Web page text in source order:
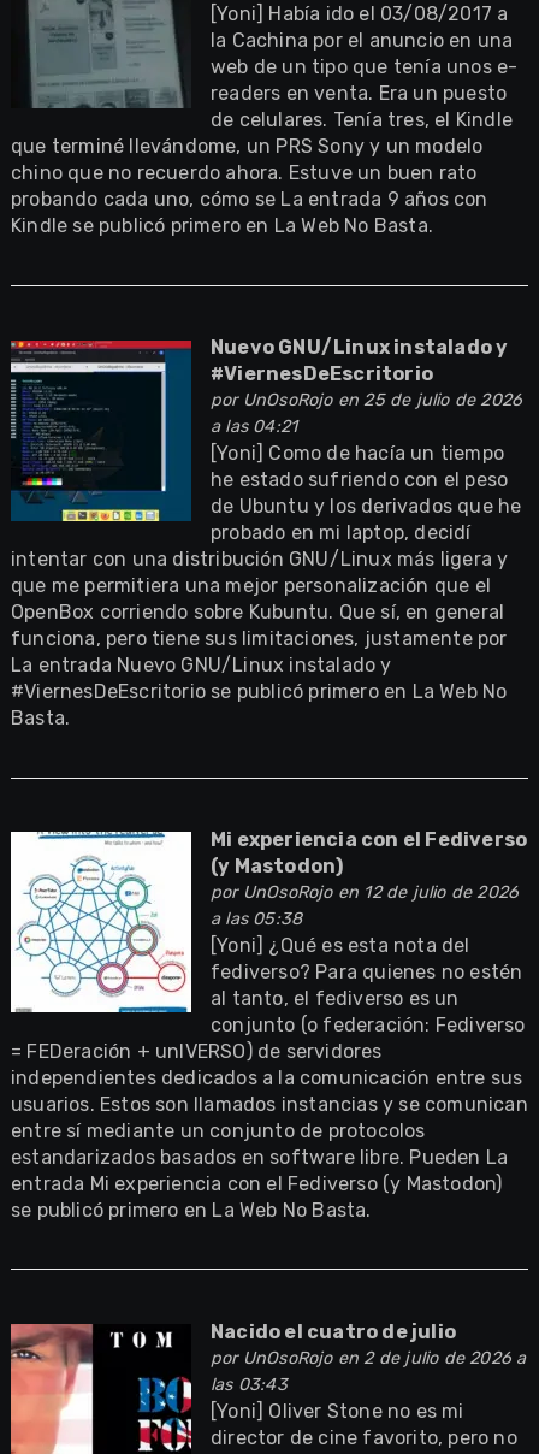
[Yoni] Había ido el 03/08/2017 a
la Cachina por el anuncio en una
web de un tipo que tenía unos e-
readers en venta. Era un puesto
de celulares. Tenía tres, el Kindle
que terminé llevándome, un PRS Sony y un modelo
chino que no recuerdo ahora. Estuve un buen rato
probando cada uno, cómo se La entrada 9 años con
Kindle se publicó primero en La Web No Basta.
Nuevo GNU/Linux instalado y
#ViernesDeEscritorio
por UnOsoRojoen 25 de julio de 2026
a las 04:21
[Yoni] Como de hacía un tiempo
he estado sufriendo con el peso
de Ubuntu y los derivados que he
probado en mi laptop, decidí
intentar con una distribución GNU/Linux más ligera y
que me permitiera una mejor personalización que el
OpenBox corriendo sobre Kubuntu. Que sí, en general
funciona, pero tiene sus limitaciones, justamente por
La entrada Nuevo GNU/Linux instalado y
#ViernesDeEscritorio se publicó primero en La Web No
Basta.
Mi experiencia con el Fediverso
(y Mastodon)
por UnOsoRojoen 12 de julio de 2026
a las 05:38
[Yoni] ¿Qué es esta nota del
fediverso? Para quienes no estén
al tanto, el fediverso es un
conjunto (o federación: Fediverso
= FEDeración + unIVERSO) de servidores
independientes dedicados a la comunicación entre sus
usuarios. Estos son llamados instancias y se comunican
entre sí mediante un conjunto de protocolos
estandarizados basados en software libre. Pueden La
entrada Mi experiencia con el Fediverso (y Mastodon)
se publicó primero en La Web No Basta.
Nacido el cuatro de julio
por UnOsoRojoen 2 de julio de 2026 a
las 03:43
[Yoni] Oliver Stone no es mi
director de cine favorito, pero no